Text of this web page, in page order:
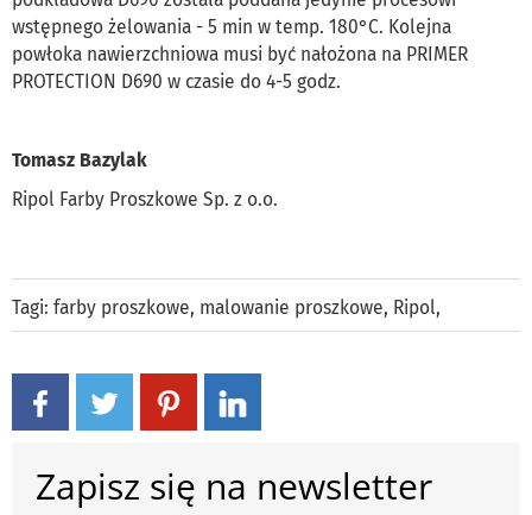
wstępnego żelowania - 5 min w temp. 180°C. Kolejna
powłoka nawierzchniowa musi być nałożona na PRIMER
PROTECTION D690 w czasie do 4-5 godz.
Tomasz Bazylak
Ripol Farby Proszkowe Sp. z o.o.
Tagi: farby proszkowe, malowanie proszkowe, Ripol,
Zapisz się na newsletter